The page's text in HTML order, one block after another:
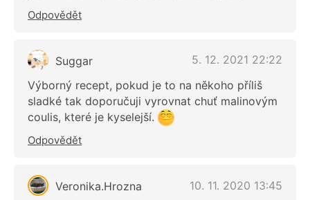
Odpovědět
Suggar
5. 12. 2021 22:22
Výborný recept, pokud je to na někoho příliš
sladké tak doporučuji vyrovnat chuť malinovým
coulis, které je kyselejší.
Odpovědět
Veronika.Hrozna
10. 11. 2020 13:45